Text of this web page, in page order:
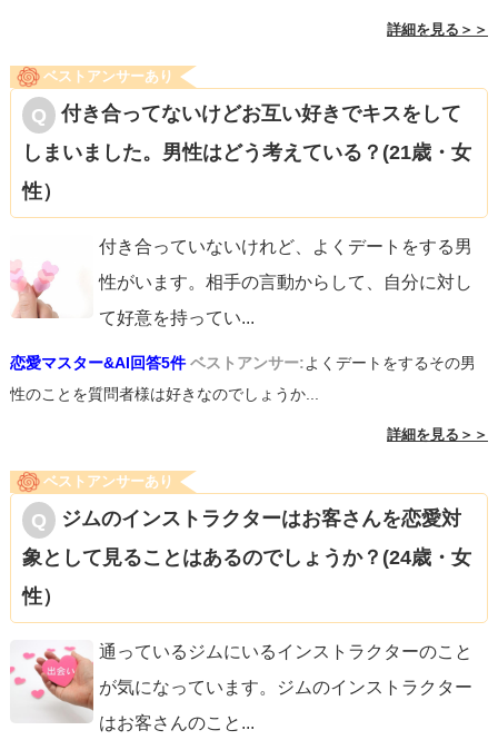
詳細を見る＞＞
ベストアンサーあり
付き合ってないけどお互い好きでキスをして
しまいました。男性はどう考えている？(21歳・女
性）
付き合っていないけれど、よくデートをする男
性がいます。相手の言動からして、自分に対し
て好意を持ってい...
恋愛マスター&AI回答5件 ベストアンサー:よくデートをするその男
性のことを質問者様は好きなのでしょうか...
詳細を見る＞＞
ベストアンサーあり
ジムのインストラクターはお客さんを恋愛対
象として見ることはあるのでしょうか？(24歳・女
性）
通っているジムにいるインストラクターのこと
が気になっています。ジムのインストラクター
はお客さんのこと ...